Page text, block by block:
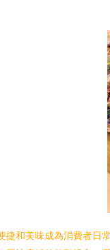
和美味成為消費者日